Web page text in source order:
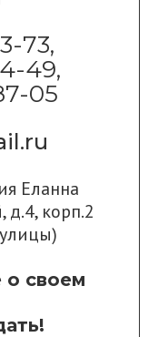
73,
49,
05
Еланна
д.4, корп.2
своем